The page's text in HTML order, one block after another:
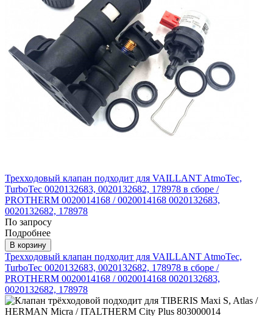
Трехходовый клапан подходит для VAILLANT AtmoTec,
TurboTec 0020132683, 0020132682, 178978 в сборе /
PROTHERM 0020014168 / 0020014168 0020132683,
0020132682, 178978
По запросу
Подробнее
В корзину
Трехходовый клапан подходит для VAILLANT AtmoTec,
TurboTec 0020132683, 0020132682, 178978 в сборе /
PROTHERM 0020014168 / 0020014168 0020132683,
0020132682, 178978